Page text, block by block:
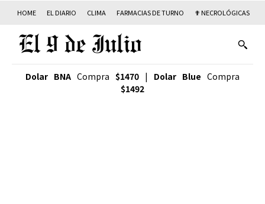
HOME EL DIARIO CLIMA FARMACIAS DE TURNO ✟ NECROLÓGICAS
Dolar BNA Compra $1470 | Dolar Blue Compra
$1492